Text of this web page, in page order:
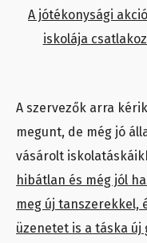
A jótékonysági
iskolája
A szervezők arra
megunt, de még jó
vásárolt
hibátlan és még jól
meg új tanszerekkel,
üzenetet is a táska új